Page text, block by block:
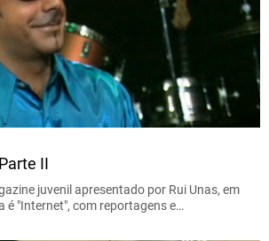
II
juvenil apresentado por Rui Unas, em
é "Internet", com reportagens e…